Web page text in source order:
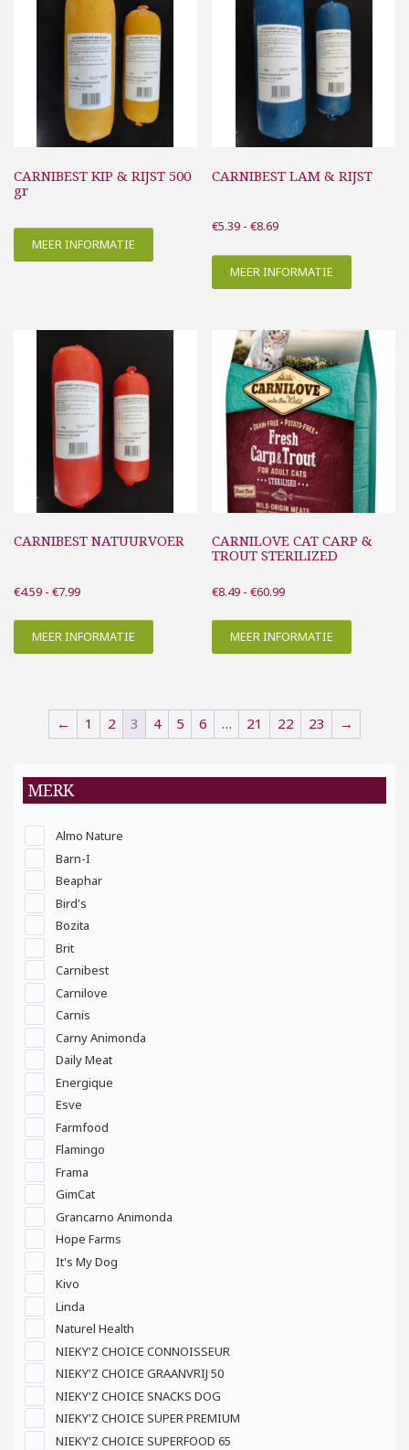
CARNIBEST KIP & RIJST 500
gr
MEER INFORMATIE
CARNIBEST LAM & RIJST
€5.39 - €8.69Prijsklasse:
tot
€8.69
MEER INFORMATIE
CARNIBEST NATUURVOER
€4.59 - €7.99Prijsklasse:
tot
€7.99
MEER INFORMATIE
CARNILOVE CAT CARP &
TROUT STERILIZED
€8.49 - €60.99Prijsklasse:
tot
€60.99
MEER INFORMATIE
← 1 2 3 4 5 6 … 21 22 23 →
MERK
Almo Nature
Barn-I
Beaphar
Bird's
Bozita
Brit
Carnibest
Carnilove
Carnis
Carny Animonda
Daily Meat
Energique
Esve
Farmfood
Flamingo
Frama
GimCat
Grancarno Animonda
Hope Farms
It's My Dog
Kivo
Linda
Naturel Health
NIEKY'Z CHOICE CONNOISSEUR
NIEKY'Z CHOICE GRAANVRIJ 50
NIEKY'Z CHOICE SNACKS DOG
NIEKY'Z CHOICE SUPER PREMIUM
NIEKY'Z CHOICE SUPERFOOD 65